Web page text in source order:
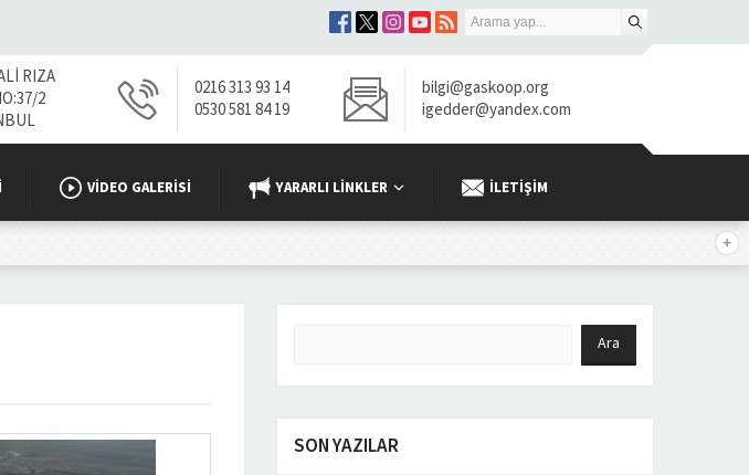
RIZA
2
0216 313 93 14
0530 581 84 19
bilgi@gaskoop.org
igedder@yandex.com
VİDEO GALERISI YARARLI LINKLER İLETIŞIM
SON YAZILAR